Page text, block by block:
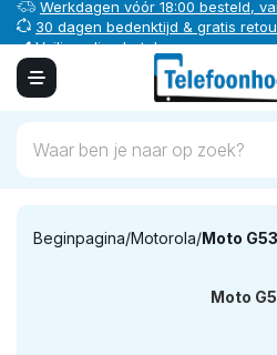
Werkdagen vóór 18:00 besteld,
30 dagen bedenktijd & gratis
Veilig online betalen
Beginpagina/Motorola/Moto G53
Moto